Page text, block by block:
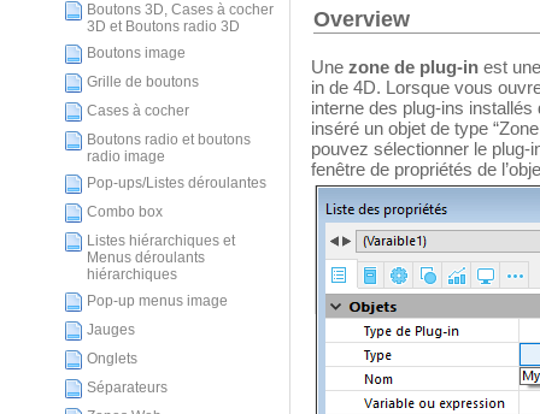
Boutons 3D, Cases à cocher
3D et Boutons radio 3D
Boutons image
Grille de boutons
Cases à cocher
Boutons radio et boutons
radio image
Pop-ups/Listes déroulantes
Combo box
Listes hiérarchiques et
Menus déroulants
hiérarchiques
Pop-up menus image
Jauges
Onglets
Séparateurs
Overview
Une zone de plug-in est
in de 4D. Lorsque vous
interne des plug-ins
inséré un objet de type
pouvez sélectionner le plug-
fenêtre de propriétés de